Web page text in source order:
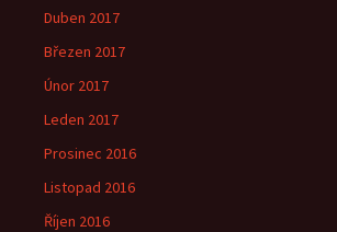
Duben 2017
Březen 2017
Únor 2017
Leden 2017
Prosinec 2016
Listopad 2016
Říjen 2016